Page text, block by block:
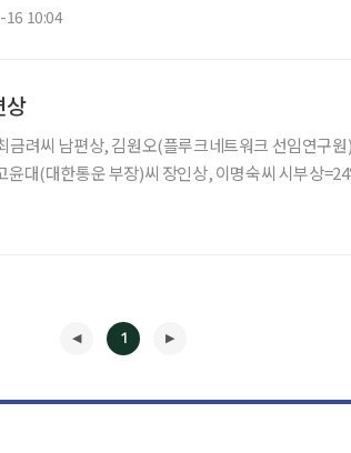
10:04
상
려씨 남편상, 김원오(플루크네트워크 선임연구
대(대한통운 부장)씨 장인상, 이명숙씨 시부상
1